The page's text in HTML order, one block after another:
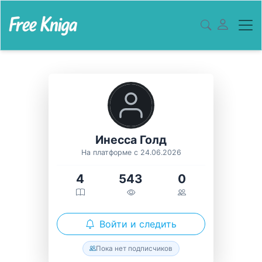
Инесса Голд
На платформе с 24.06.2026
4 543 0
Войти и следить
Пока нет подписчиков